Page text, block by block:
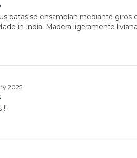
patas se ensamblan mediante
in India. Madera ligeramente
2025
!!